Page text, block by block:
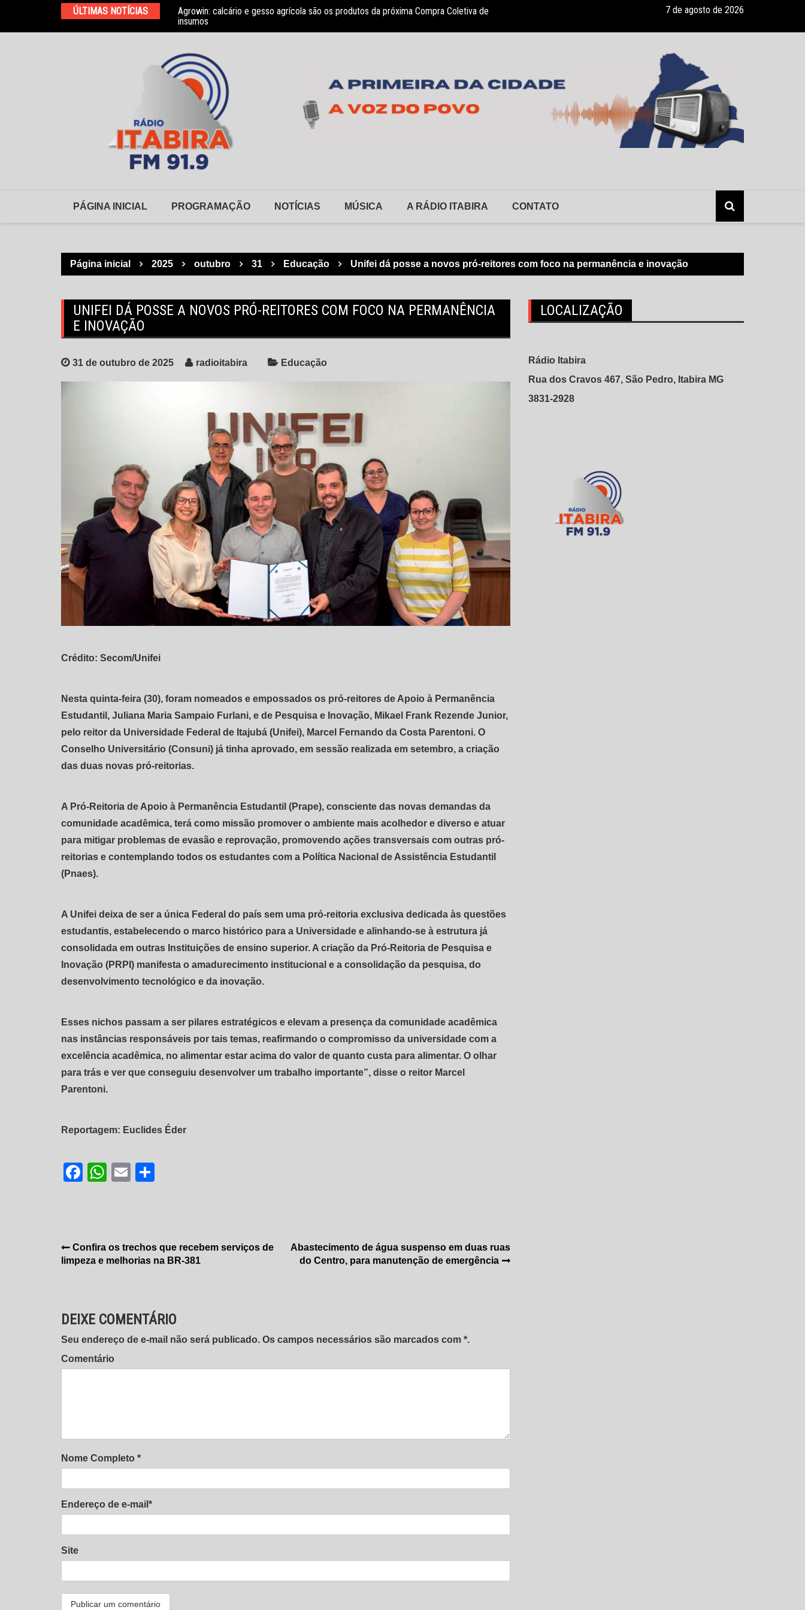
o
ÚLTIMAS NOTÍCIAS
Agrowin: calcário e gesso agrícola são os produtos da próxima Compra Coletiva de
insumos
Novo convênio com a Associação Nosso Lar garante atendimento a crianças com TEA Monlevade recebe pocket-show gratuito “A Bela e a Fera” na 16ª “Diversão
7 de agosto de 2026
PÁGINA INICIAL PROGRAMAÇÃO NOTÍCIAS MÚSICA A RÁDIO ITABIRA CONTATO
Página inicial 2025 outubro 31 Educação Unifei dá posse a novos pró-reitores com foco na permanência e inovação
UNIFEI DÁ POSSE A NOVOS PRÓ-REITORES COM FOCO NA PERMANÊNCIA
E INOVAÇÃO
31 de outubro de 2025 radioitabira Educação
Crédito: Secom/Unifei
Nesta quinta-feira (30), foram nomeados e empossados os pró-reitores de Apoio à Permanência
Estudantil, Juliana Maria Sampaio Furlani, e de Pesquisa e Inovação, Mikael Frank Rezende Junior,
pelo reitor da Universidade Federal de Itajubá (Unifei), Marcel Fernando da Costa Parentoni. O
Conselho Universitário (Consuni) já tinha aprovado, em sessão realizada em setembro, a criação
das duas novas pró-reitorias.
A Pró-Reitoria de Apoio à Permanência Estudantil (Prape), consciente das novas demandas da
comunidade acadêmica, terá como missão promover o ambiente mais acolhedor e diverso e atuar
para mitigar problemas de evasão e reprovação, promovendo ações transversais com outras pró-
reitorias e contemplando todos os estudantes com a Política Nacional de Assistência Estudantil
(Pnaes).
A Unifei deixa de ser a única Federal do país sem uma pró-reitoria exclusiva dedicada às questões
estudantis, estabelecendo o marco histórico para a Universidade e alinhando-se à estrutura já
consolidada em outras Instituições de ensino superior. A criação da Pró-Reitoria de Pesquisa e
Inovação (PRPI) manifesta o amadurecimento institucional e a consolidação da pesquisa, do
desenvolvimento tecnológico e da inovação.
Esses nichos passam a ser pilares estratégicos e elevam a presença da comunidade acadêmica
nas instâncias responsáveis por tais temas, reafirmando o compromisso da universidade com a
excelência acadêmica, no alimentar estar acima do valor de quanto custa para alimentar. O olhar
para trás e ver que conseguiu desenvolver um trabalho importante”, disse o reitor Marcel
Parentoni.
Reportagem: Euclides Éder
Facebook
WhatsApp
Email
Navegação
de
Confira os trechos que recebem serviços de
limpeza e melhorias na BR-381
Abastecimento de água suspenso em duas ruas
do Centro, para manutenção de emergência
DEIXE COMENTÁRIO
Seu endereço de e-mail não será publicado. Os campos necessários são marcados com *.
Comentário
Nome Completo *
Endereço de e-mail*
Site
LOCALIZAÇÃO
Rádio Itabira
Rua dos Cravos 467, São Pedro, Itabira MG
3831-2928